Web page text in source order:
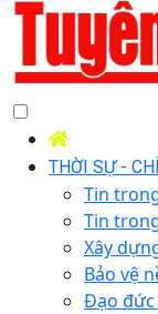
THỜI SỰ -
Tin
Tin
Xây
Bảo vệ
Đạo đức